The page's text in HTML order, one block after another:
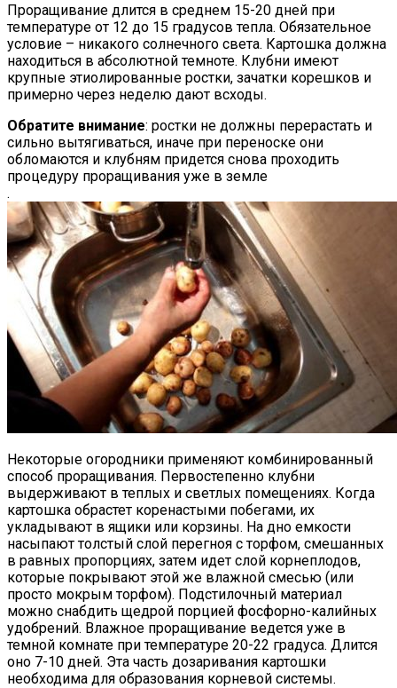
Проращивание длится в среднем 15-20 дней при
температуре от 12 до 15 градусов тепла. Обязательное
условие – никакого солнечного света. Картошка должна
находиться в абсолютной темноте. Клубни имеют
крупные этиолированные ростки, зачатки корешков и
примерно через неделю дают всходы.
Обратите внимание: ростки не должны перерастать и
сильно вытягиваться, иначе при переноске они
обломаются и клубням придется снова проходить
процедуру проращивания уже в земле
.
Некоторые огородники применяют комбинированный
способ проращивания. Первостепенно клубни
выдерживают в теплых и светлых помещениях. Когда
картошка обрастет коренастыми побегами, их
укладывают в ящики или корзины. На дно емкости
насыпают толстый слой перегноя с торфом, смешанных
в равных пропорциях, затем идет слой корнеплодов,
которые покрывают этой же влажной смесью (или
просто мокрым торфом). Подстилочный материал
можно снабдить щедрой порцией фосфорно-калийных
удобрений. Влажное проращивание ведется уже в
темной комнате при температуре 20-22 градуса. Длится
оно 7-10 дней. Эта часть дозаривания картошки
необходима для образования корневой системы.